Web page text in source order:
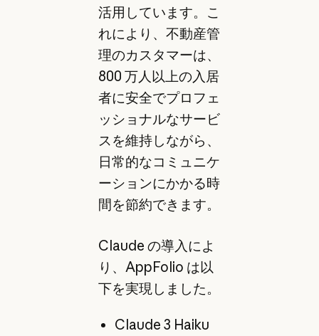
活用しています。こ
れにより、不動産管
理のカスタマーは、
800 万人以上の入居
者に安全でプロフェ
ッショナルなサービ
スを維持しながら、
日常的なコミュニケ
ーションにかかる時
間を節約できます。
Claude の導入によ
り、AppFolio は以
下を実現しました。
Claude 3 Haiku